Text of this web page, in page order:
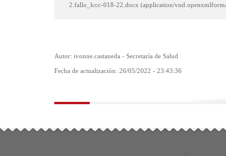
2.fallo_lccc-018-22.docx (application/
Autor: ivonne.castaneda - Secretaría de Salud
Fecha de actualización: 26/05/2022 - 23:43:36